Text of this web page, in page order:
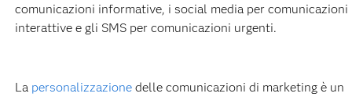
comunicazioni informative, i social media per comunicazioni
interattive e gli SMS per comunicazioni urgenti.
La personalizzazionedelle comunicazioni di marketing è un